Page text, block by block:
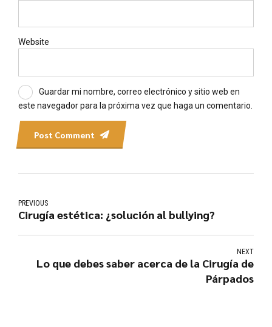
Website
Guardar mi nombre, correo electrónico y sitio web en
este navegador para la próxima vez que haga un comentario.
Post Comment
PREVIOUS
Cirugía estética: ¿solución al bullying?
NEXT
Lo que debes saber acerca de la Cirugía de
Párpados